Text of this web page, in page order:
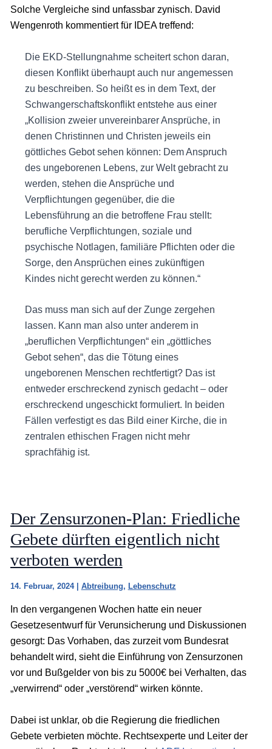
Solche Vergleiche sind unfassbar zynisch. David
Wengenroth kommentiert für IDEA treffend:
Die EKD-Stellungnahme scheitert schon daran,
diesen Konflikt überhaupt auch nur angemessen
zu beschreiben. So heißt es in dem Text, der
Schwangerschaftskonflikt entstehe aus einer
„Kollision zweier unvereinbarer Ansprüche, in
denen Christinnen und Christen jeweils ein
göttliches Gebot sehen können: Dem Anspruch
des ungeborenen Lebens, zur Welt gebracht zu
werden, stehen die Ansprüche und
Verpflichtungen gegenüber, die die
Lebensführung an die betroffene Frau stellt:
berufliche Verpflichtungen, soziale und
psychische Notlagen, familiäre Pflichten oder die
Sorge, den Ansprüchen eines zukünftigen
Kindes nicht gerecht werden zu können.“
Das muss man sich auf der Zunge zergehen
lassen. Kann man also unter anderem in
„beruflichen Verpflichtungen“ ein „göttliches
Gebot sehen“, das die Tötung eines
ungeborenen Menschen rechtfertigt? Das ist
entweder erschreckend zynisch gedacht – oder
erschreckend ungeschickt formuliert. In beiden
Fällen verfestigt es das Bild einer Kirche, die in
zentralen ethischen Fragen nicht mehr
sprachfähig ist.
Der Zensurzonen-Plan: Friedliche
Gebete dürften eigentlich nicht
verboten werden
14. Februar, 2024 Abtreibung, Lebenschutz
In den vergangenen Wochen hatte ein neuer
Gesetzesentwurf für Verunsicherung und Diskussionen
gesorgt: Das Vorhaben, das zurzeit vom Bundesrat
behandelt wird, sieht die Einführung von Zensurzonen
vor und Bußgelder von bis zu 5000€ bei Verhalten, das
„verwirrend“ oder „verstörend“ wirken könnte.
Dabei ist unklar, ob die Regierung die friedlichen
Gebete verbieten möchte. Rechtsexperte und Leiter der